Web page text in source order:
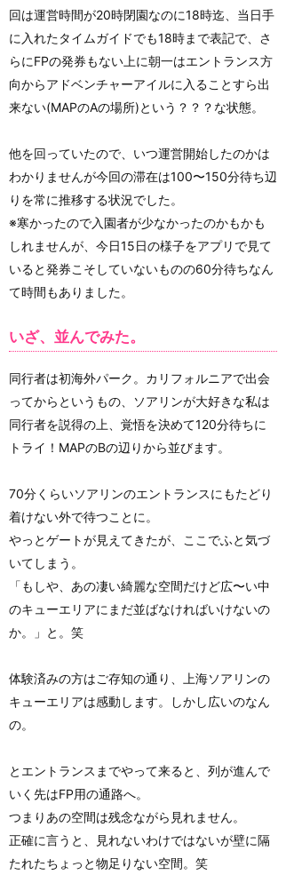
回は運営時間が20時閉園なのに18時迄、当日手
に入れたタイムガイドでも18時まで表記で、さ
らにFPの発券もない上に朝一はエントランス方
向からアドベンチャーアイルに入ることすら出
来ない(MAPのAの場所)という？？？な状態。
他を回っていたので、いつ運営開始したのかは
わかりませんが今回の滞在は100〜150分待ち辺
りを常に推移する状況でした。
※寒かったので入園者が少なかったのかもかも
しれませんが、今日15日の様子をアプリで見て
いると発券こそしていないものの60分待ちなん
て時間もありました。
いざ、並んでみた。
同行者は初海外パーク。カリフォルニアで出会
ってからというもの、ソアリンが大好きな私は
同行者を説得の上、覚悟を決めて120分待ちに
トライ！MAPのBの辺りから並びます。
70分くらいソアリンのエントランスにもたどり
着けない外で待つことに。
やっとゲートが見えてきたが、ここでふと気づ
いてしまう。
「もしや、あの凄い綺麗な空間だけど広〜い中
のキューエリアにまだ並ばなければいけないの
か。」と。笑
体験済みの方はご存知の通り、上海ソアリンの
キューエリアは感動します。しかし広いのなん
の。
とエントランスまでやって来ると、列が進んで
いく先はFP用の通路へ。
つまりあの空間は残念ながら見れません。
正確に言うと、見れないわけではないが壁に隔
たれたちょっと物足りない空間。笑